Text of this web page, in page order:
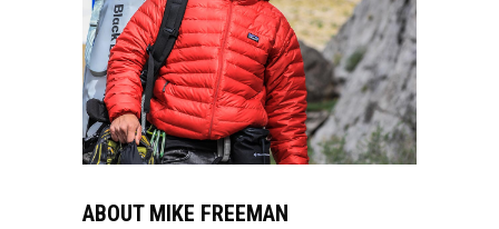
ABOUT MIKE FREEMAN